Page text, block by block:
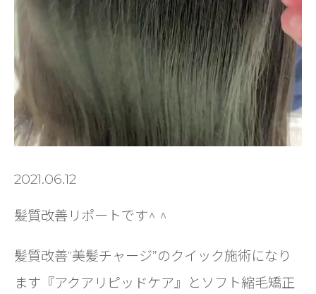
2021.06.12
髪質改善リポートです^ ^
髪質改善“美髪チャージ”のクイック施術になり
ます『アクアリピッドケア』とソフト縮毛矯正